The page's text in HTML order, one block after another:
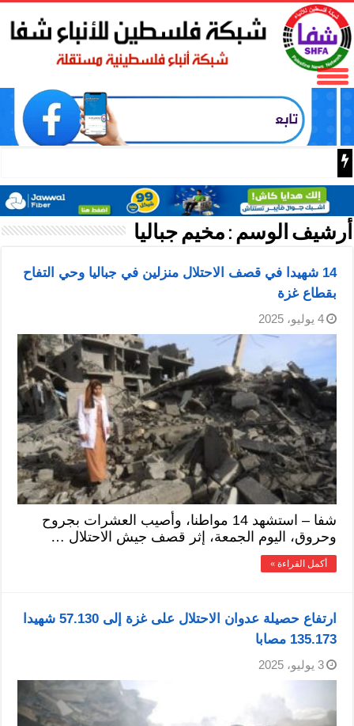
أرشيف الوسم : مخيم جباليا
14 شهيدا في قصف الاحتلال منزلين في جباليا وحي التفاح
بقطاع غزة
4 يوليو، 2025
شفا – استشهد 14 مواطنا، وأصيب العشرات بجروح
وحروق، اليوم الجمعة، إثر قصف جيش الاحتلال …
أكمل القراءة »
ارتفاع حصيلة عدوان الاحتلال على غزة إلى 57.130 شهيدا
135.173 مصابا
3 يوليو، 2025